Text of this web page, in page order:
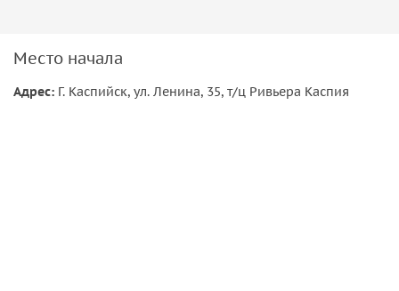
Место начала
Адрес: Г. Каспийск, ул. Ленина, 35, т/ц Ривьера Каспия